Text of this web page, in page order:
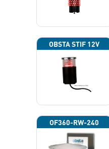
OBSTA STIF 12V
OF360-RW-240